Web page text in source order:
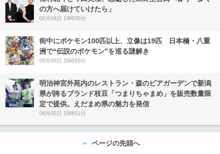
の方へ届けていけたら」
08月04日 14時00分
街中にポケモン100匹以上、立像は19匹 日本橋・八重
洲で“伝説のポケモン”を巡る謎解き
08月05日 15時55分
明治神宮外苑内のレストラン・森のビアガーデンで新潟
県が誇るブランド枝豆「つまりちゃまめ」を販売数量限
定で提供。えだまめ県の魅力を発信
08月05日 15時51分
ページの先頭へ